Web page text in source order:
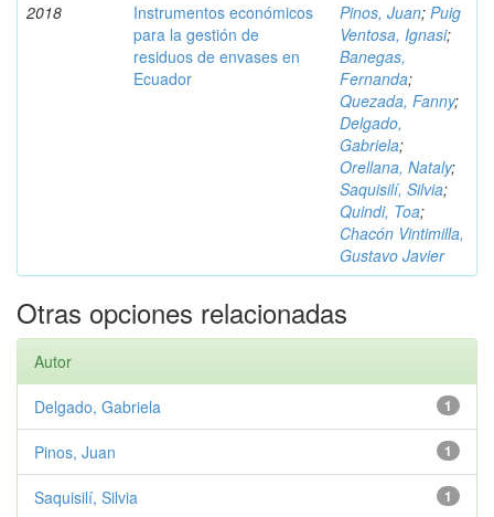
2018
Instrumentos económicos
para la gestión de
residuos de envases en
Ecuador
Pinos, Juan; Puig
Ventosa, Ignasi;
Banegas,
Fernanda;
Quezada, Fanny;
Delgado,
Gabriela;
Orellana, Nataly;
Saquisilí, Silvia;
Quindi, Toa;
Chacón Vintimilla,
Gustavo Javier
Otras opciones relacionadas
Autor
1
Delgado, Gabriela
1
Pinos, Juan
1
Saquisilí, Silvia